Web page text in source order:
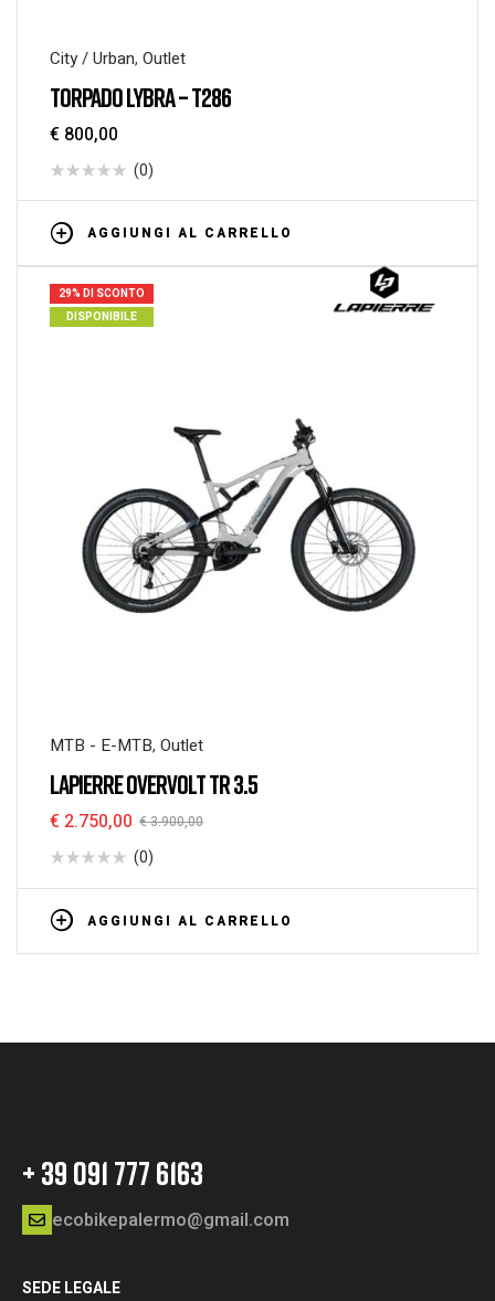
City / Urban, Outlet
TORPADO LYBRA – T286
€ 800,00
(0)
AGGIUNGI AL CARRELLO
29% DI SCONTO
DISPONIBILE
MTB - E-MTB, Outlet
LAPIERRE OVERVOLT TR 3.5
€3.900,00
€ 2.750,00
(0)
AGGIUNGI AL CARRELLO
+ 39 091 777 6163
ecobikepalermo@gmail.com
SEDE LEGALE